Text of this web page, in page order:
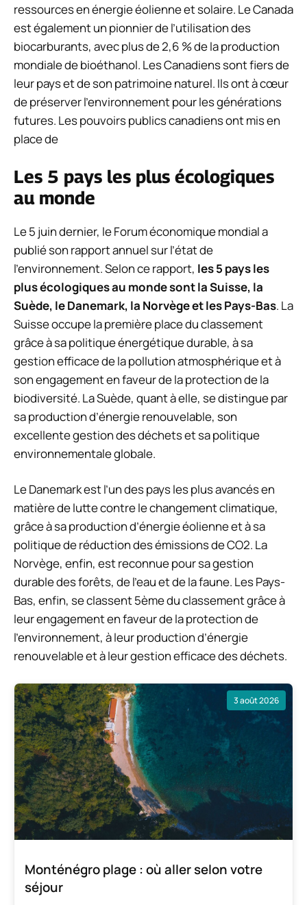
ressources en énergie éolienne et solaire. Le Canada
est également un pionnier de l’utilisation des
biocarburants, avec plus de 2,6 % de la production
mondiale de bioéthanol. Les Canadiens sont fiers de
leur pays et de son patrimoine naturel. Ils ont à cœur
de préserver l’environnement pour les générations
futures. Les pouvoirs publics canadiens ont mis en
place de
Les 5 pays les plus écologiques
au monde
Le 5 juin dernier, le Forum économique mondial a
publié son rapport annuel sur l’état de
l’environnement. Selon ce rapport, les 5 pays les
plus écologiques au monde sont la Suisse, la
Suède, le Danemark, la Norvège et les Pays-Bas. La
Suisse occupe la première place du classement
grâce à sa politique énergétique durable, à sa
gestion efficace de la pollution atmosphérique et à
son engagement en faveur de la protection de la
biodiversité. La Suède, quant à elle, se distingue par
sa production d’énergie renouvelable, son
excellente gestion des déchets et sa politique
environnementale globale.
Le Danemark est l’un des pays les plus avancés en
matière de lutte contre le changement climatique,
grâce à sa production d’énergie éolienne et à sa
politique de réduction des émissions de CO2. La
Norvège, enfin, est reconnue pour sa gestion
durable des forêts, de l’eau et de la faune. Les Pays-
Bas, enfin, se classent 5ème du classement grâce à
leur engagement en faveur de la protection de
l’environnement, à leur production d’énergie
renouvelable et à leur gestion efficace des déchets.
3 août 2026
Monténégro plage : où aller selon votre
séjour